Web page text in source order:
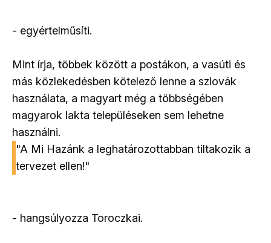
- egyértelműsíti.
Mint írja, többek között a postákon, a vasúti és
más közlekedésben kötelező lenne a szlovák
használata, a magyart még a többségében
magyarok lakta településeken sem lehetne
használni.
"A Mi Hazánk a leghatározottabban tiltakozik a
tervezet ellen!"
- hangsúlyozza Toroczkai.